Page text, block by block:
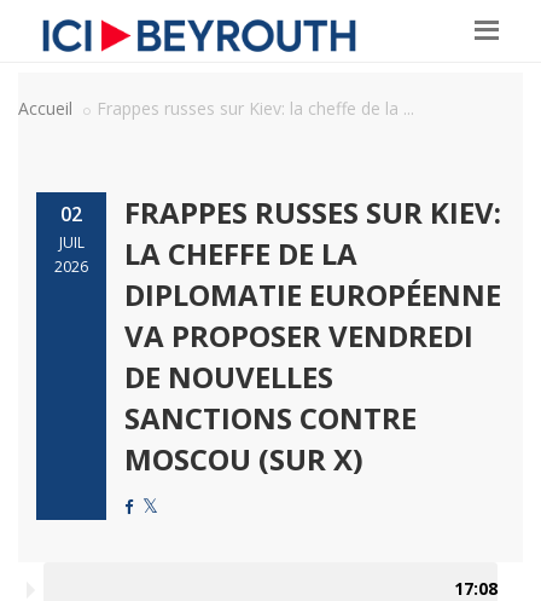
Accueil Frappes russes sur Kiev: la cheffe de la ...
02
JUIL
2026
FRAPPES RUSSES SUR KIEV:
LA CHEFFE DE LA
DIPLOMATIE EUROPÉENNE
VA PROPOSER VENDREDI
DE NOUVELLES
SANCTIONS CONTRE
MOSCOU (SUR X)
17:08